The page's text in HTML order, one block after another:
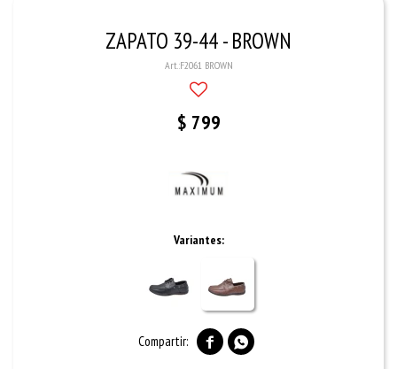
ZAPATO 39-44 - BROWN
F2061 BROWN
$ 799
Variantes:
 